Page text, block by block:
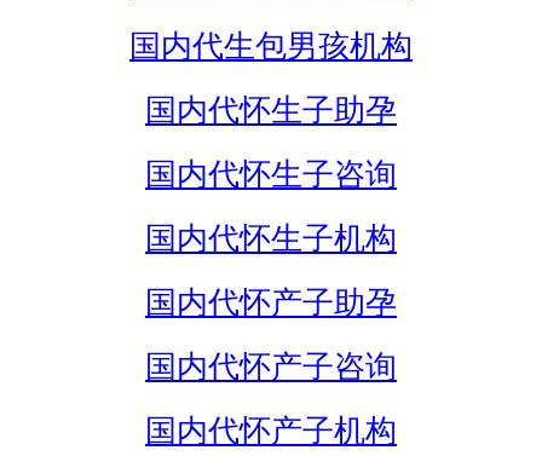
国内代生包男孩机构
国内代怀生子助孕
国内代怀生子咨询
国内代怀生子机构
国内代怀产子助孕
国内代怀产子咨询
国内代怀产子机构